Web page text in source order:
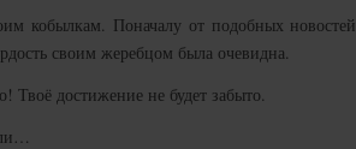
кобылкам. Поначалу от подобных
своим жеребцом была очевидна.
Твоё достижение не будет забыто.